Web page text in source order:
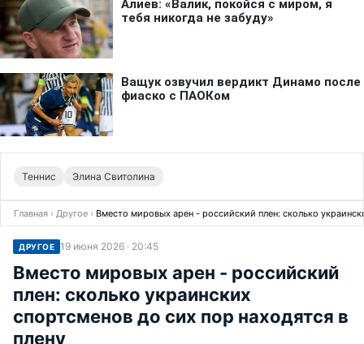
Теннис Элина Свитолина
Главная › Другое › Вместо мировых арен - российский плен: сколько
ДРУГОЕ 19 июня 2026 · 20:45
Вместо мировых арен - российский
плен: сколько украинских
спортсменов до сих пор находятся в
плену